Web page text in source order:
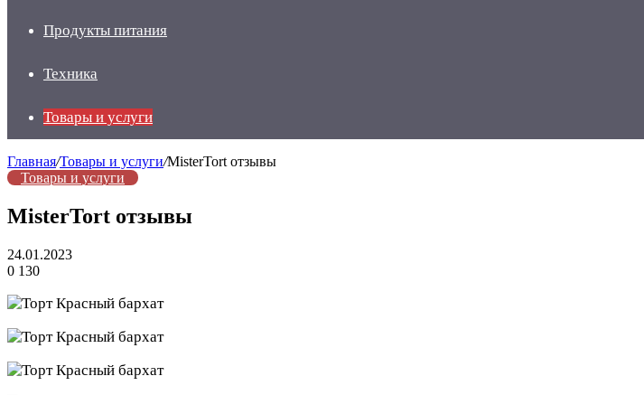
Продукты питания
Техника
Товары и услуги
Главная/Товары и услуги/MisterTort отзывы
Товары и услуги
MisterTort отзывы
24.01.2023
0 130